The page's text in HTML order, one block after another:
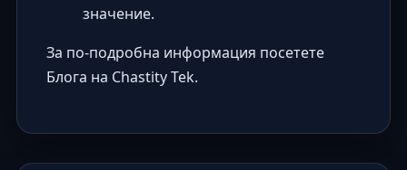
значение.
За по-подробна информация посетете
Блога на Chastity Tek.